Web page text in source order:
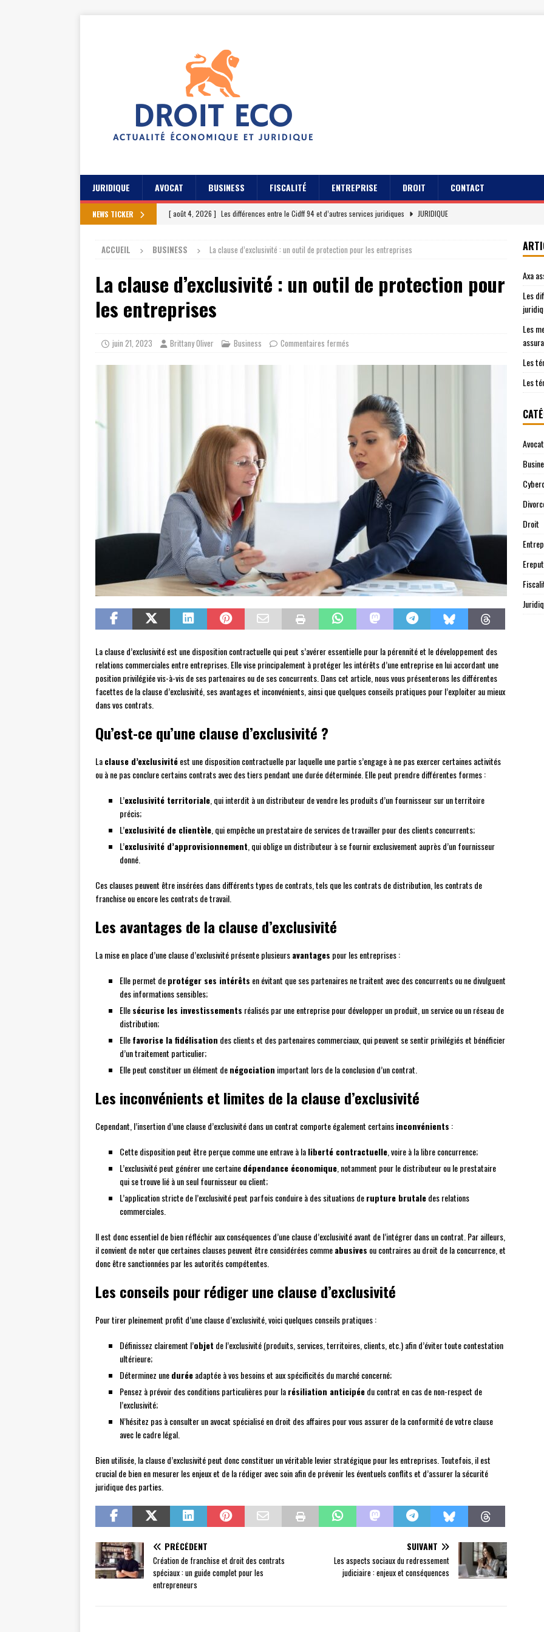
JURIDIQUE AVOCAT BUSINESS FISCALITÉ ENTREPRISE DROIT CONTACT
NEWS TICKER [ août 4, 2026 ] Les différences entre le Cidff 94 et d’autres services juridiques
JURIDIQUE
[ juillet 27, 2026 ] Les témoignages des usagers du Cidff 94 parlent pour eux
JURIDIQUE
[ juillet 23, 2026 ]
Les témoignages clients sur Axa assurance auto en 2026
EREPUTATION
[ août 8, 2026 ] Axa assurance auto pour les jeunes conducteurs : critères clés JURIDIQUE
ACCUEIL BUSINESS La clause d’exclusivité : un outil de protection pour les entreprises
La clause d’exclusivité : un outil de protection pour
les entreprises
juin 21, 2023 Brittany Oliver Business Commentaires fermés
La clause d’exclusivité est une disposition contractuelle qui peut s’avérer essentielle pour la pérennité et le développement des
relations commerciales entre entreprises. Elle vise principalement à protéger les intérêts d’une entreprise en lui accordant une
position privilégiée vis-à-vis de ses partenaires ou de ses concurrents. Dans cet article, nous vous présenterons les différentes
facettes de la clause d’exclusivité, ses avantages et inconvénients, ainsi que quelques conseils pratiques pour l’exploiter au mieux
dans vos contrats.
Qu’est-ce qu’une clause d’exclusivité ?
Laclause d’exclusivitéest une disposition contractuelle par laquelle une partie s’engage à ne pas exercer certaines activités
ou à ne pas conclure certains contrats avec des tiers pendant une durée déterminée. Elle peut prendre différentes formes :
L’exclusivité territoriale , qui interdit à un distributeur de vendre les produits d’un fournisseur sur un territoire
précis;
L’exclusivité de clientèle , qui empêche un prestataire de services de travailler pour des clients concurrents;
L’exclusivité d’approvisionnement , qui oblige un distributeur à se fournir exclusivement auprès d’un fournisseur
donné.
Ces clauses peuvent être insérées dans différents types de contrats, tels que les contrats de distribution, les contrats de
franchise ou encore les contrats de travail.
Les avantages de la clause d’exclusivité
La mise en place d’une clause d’exclusivité présente plusieursavantages pour les entreprises :
Elle permet deprotéger ses intérêts en évitant que ses partenaires ne traitent avec des concurrents ou ne divulguent
des informations sensibles;
Ellesécurise les investissements réalisés par une entreprise pour développer un produit, un service ou un réseau de
distribution;
Ellefavorise la fidélisation des clients et des partenaires commerciaux, qui peuvent se sentir privilégiés et bénéficier
d’un traitement particulier;
Elle peut constituer un élément denégociation important lors de la conclusion d’un contrat.
Les inconvénients et limites de la clause d’exclusivité
Cependant, l’insertion d’une clause d’exclusivité dans un contrat comporte également certainsinconvénients :
Cette disposition peut être perçue comme une entrave à laliberté contractuelle , voire à la libre concurrence;
L’exclusivité peut générer une certainedépendance économique , notamment pour le distributeur ou le prestataire
qui se trouve lié à un seul fournisseur ou client;
L’application stricte de l’exclusivité peut parfois conduire à des situations derupture brutaledes relations
commerciales.
Il est donc essentiel de bien réfléchir aux conséquences d’une clause d’exclusivité avant de l’intégrer dans un contrat. Par ailleurs,
il convient de noter que certaines clauses peuvent être considérées commeabusives ou contraires au droit de la concurrence, et
donc être sanctionnées par les autorités compétentes.
Les conseils pour rédiger une clause d’exclusivité
Pour tirer pleinement profit d’une clause d’exclusivité, voici quelques conseils pratiques :
Définissez clairement l’objet de l’exclusivité (produits, services, territoires, clients, etc.) afin d’éviter toute contestation
ultérieure;
Déterminez uneduréeadaptée à vos besoins et aux spécificités du marché concerné;
Pensez à prévoir des conditions particulières pour larésiliation anticipéedu contrat en cas de non-respect de
l’exclusivité;
N’hésitez pas à consulter un avocat spécialisé en droit des affaires pour vous assurer de la conformité de votre clause
avec le cadre légal.
Bien utilisée, la clause d’exclusivité peut donc constituer un véritable levier stratégique pour les entreprises. Toutefois, il est
crucial de bien en mesurer les enjeux et de la rédiger avec soin afin de prévenir les éventuels conflits et d’assurer la sécurité
juridique des parties.
PRÉCÉDENT
Création de franchise et droit des contrats
spéciaux : un guide complet pour les
entrepreneurs
SUIVANT
Les aspects sociaux du redressement
judiciaire : enjeux et conséquences
Axa
Les
Les
Les
Les
Avocat
Droit